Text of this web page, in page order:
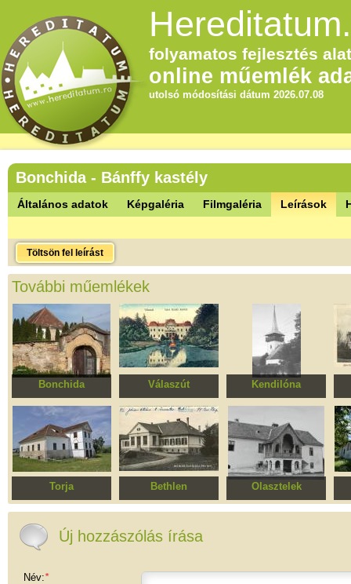
folyamatos fejlesztés
online műemlék
utolsó módosítási dátum 2026.07.08
Bonchida - Bánffy kastély
Általános adatok Képgaléria Filmgaléria Leírások
Töltsön fel leírást
További műemlékek
Bonchida
Református
templomegyüttes
Válaszút
Bánffy kastély, volt
Kisegítő Iskola
Kendilóna
Református templom
Torja
Apor kastély
Bethlen
Bethlen Béla kastély,
Olasztelek
Daniel kastély
Új hozzászólás írása
Név:*